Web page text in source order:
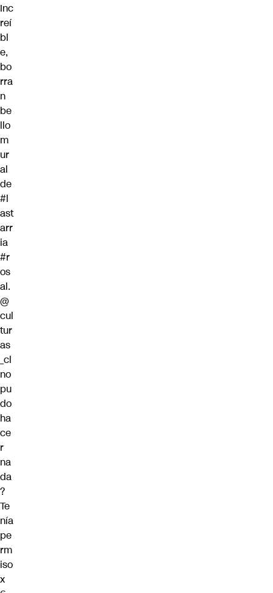
Inc
reí
bl
e,
bo
rra
n
be
llo
m
ur
al
de
#l
ast
arr
ia
#r
os
al.
@
cul
tur
as
_cl
no
pu
do
ha
ce
r
na
da
?
Te
nía
pe
rm
iso
x